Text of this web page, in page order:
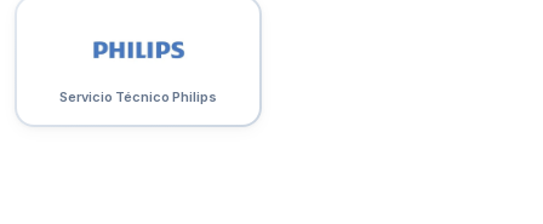
Servicio Técnico Philips